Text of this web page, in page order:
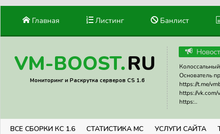
Главная Листинг Банлист
VM-BOOST.RU
Мониторинг и Раскрутка серверов CS 1.6
Основатель
https://t.me/
https://vk.com/
https:..
ВСЕ СБОРКИ КС 1.6 СТАТИСТИКА МС УСЛУГИ САЙТА